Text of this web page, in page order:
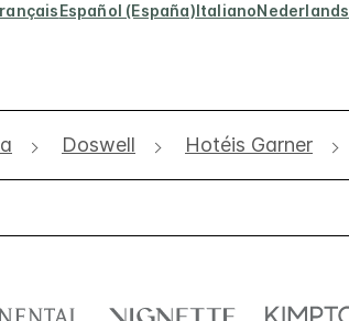
Español (España)ItalianoNederlands
Doswell Hotéis Garner